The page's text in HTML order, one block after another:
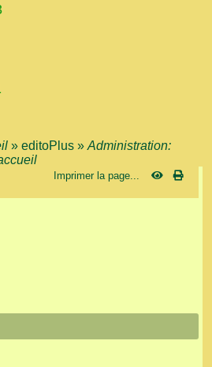
» editoPlus » Administration:
Imprimer la page...